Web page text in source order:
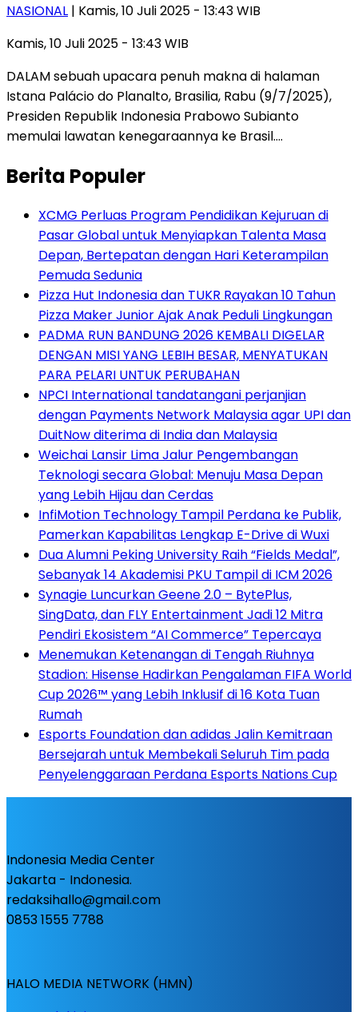
NASIONAL | Kamis, 10 Juli 2025 - 13:43 WIB
Kamis, 10 Juli 2025 - 13:43 WIB
DALAM sebuah upacara penuh makna di halaman
Istana Palácio do Planalto, Brasilia, Rabu (9/7/2025),
Presiden Republik Indonesia Prabowo Subianto
memulai lawatan kenegaraannya ke Brasil….
Berita Populer
XCMG Perluas Program Pendidikan Kejuruan di
Pasar Global untuk Menyiapkan Talenta Masa
Depan, Bertepatan dengan Hari Keterampilan
Pemuda Sedunia
Pizza Hut Indonesia dan TUKR Rayakan 10 Tahun
Pizza Maker Junior Ajak Anak Peduli Lingkungan
PADMA RUN BANDUNG 2026 KEMBALI DIGELAR
DENGAN MISI YANG LEBIH BESAR, MENYATUKAN
PARA PELARI UNTUK PERUBAHAN
NPCI International tandatangani perjanjian
dengan Payments Network Malaysia agar UPI dan
DuitNow diterima di India dan Malaysia
Weichai Lansir Lima Jalur Pengembangan
Teknologi secara Global: Menuju Masa Depan
yang Lebih Hijau dan Cerdas
InfiMotion Technology Tampil Perdana ke Publik,
Pamerkan Kapabilitas Lengkap E-Drive di Wuxi
Dua Alumni Peking University Raih “Fields Medal”,
Sebanyak 14 Akademisi PKU Tampil di ICM 2026
Synagie Luncurkan Geene 2.0 – BytePlus,
SingData, dan FLY Entertainment Jadi 12 Mitra
Pendiri Ekosistem “AI Commerce” Tepercaya
Menemukan Ketenangan di Tengah Riuhnya
Stadion: Hisense Hadirkan Pengalaman FIFA World
Cup 2026™ yang Lebih Inklusif di 16 Kota Tuan
Rumah
Esports Foundation dan adidas Jalin Kemitraan
Bersejarah untuk Membekali Seluruh Tim pada
Penyelenggaraan Perdana Esports Nations Cup
Indonesia Media Center
Jakarta - Indonesia.
redaksihallo@gmail.com
0853 1555 7788
HALO MEDIA NETWORK (HMN)